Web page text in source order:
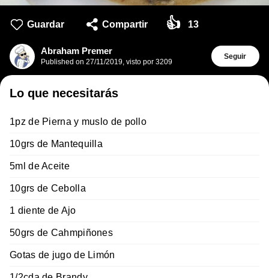
Guardar Compartir 👍 13
Abraham Premer
Published on 27/11/2019, visto por 3209
Seguir
Lo que necesitarás
1pz de Pierna y muslo de pollo
10grs de Mantequilla
5ml de Aceite
10grs de Cebolla
1 diente de Ajo
50grs de Cahmpiñones
Gotas de jugo de Limón